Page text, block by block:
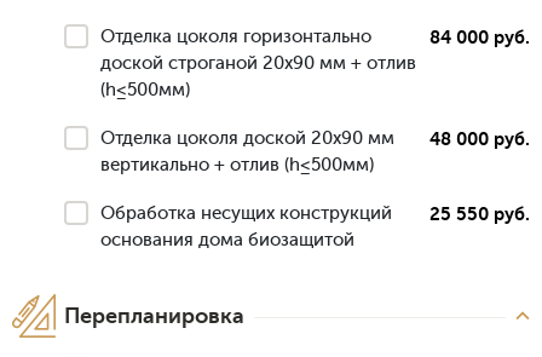
Отделка цоколя горизонтально
доской строганой 20х90 мм + отлив
(h≤500мм)
84 000 руб.
Отделка цоколя доской 20х90 мм
вертикально + отлив (h≤500мм)
48 000 руб.
Обработка несущих конструкций
основания дома биозащитой
25 550 руб.
Перепланировка